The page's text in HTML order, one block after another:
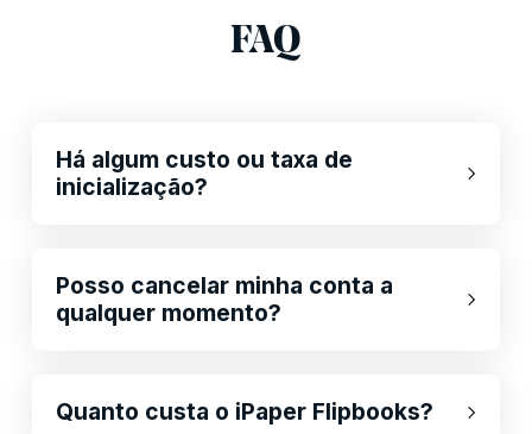
FAQ
Há algum custo ou taxa de
inicialização?
Posso cancelar minha conta a
qualquer momento?
Quanto custa o iPaper Flipbooks?